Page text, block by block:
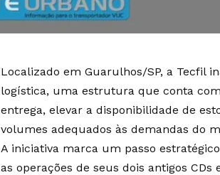
Localizado em Guarulhos/SP, a Tecfil
logística, uma estrutura que conta
entrega, elevar a disponibilidade de
volumes adequados às demandas do
A iniciativa marca um passo
as operações de seus dois antigos